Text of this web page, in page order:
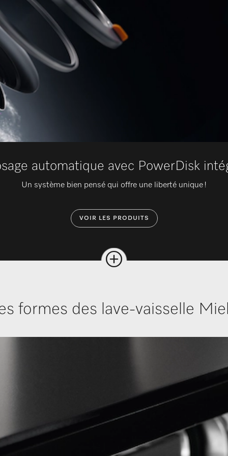
automatique avec PowerDisk
Un système bien pensé qui offre une liberté unique !
VOIR LES PRODUITS
formes des lave-vaisselle